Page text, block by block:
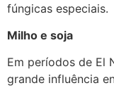
fúngicas especiais.
Milho e soja
Em períodos de El
grande influência